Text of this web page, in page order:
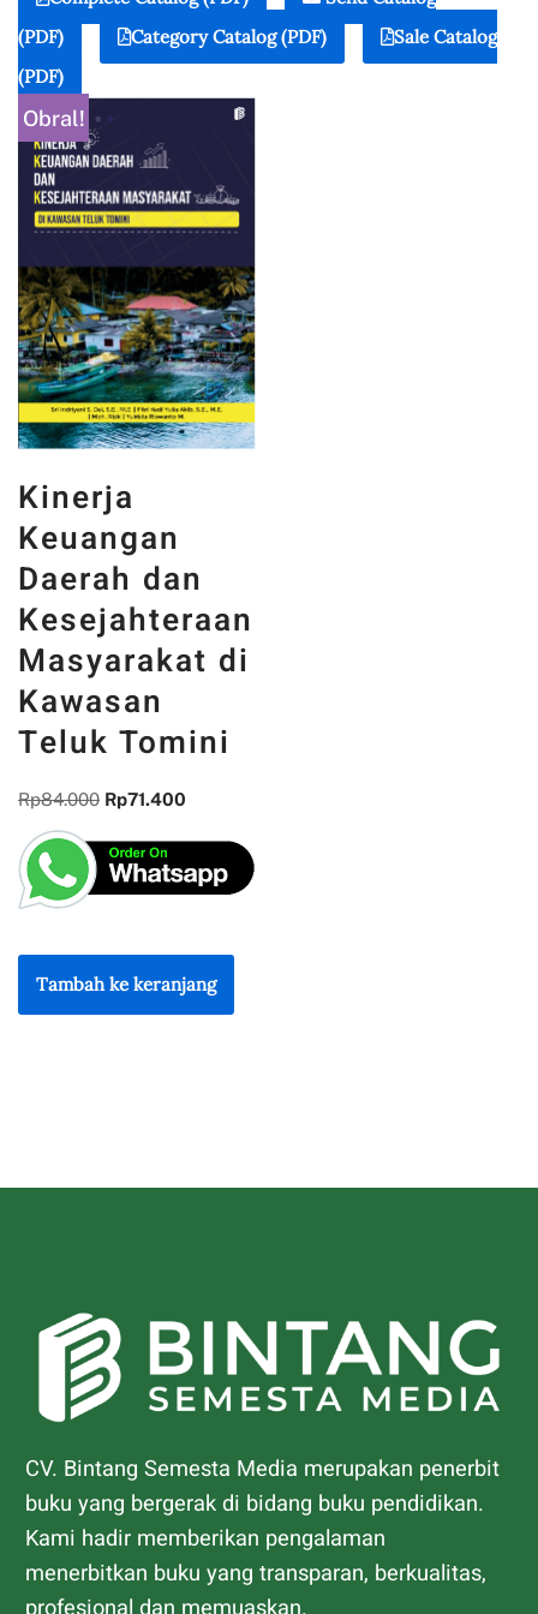
(PDF)
Category Catalog (PDF)
Sale Catalog
(PDF)
Obral!
Kinerja
Keuangan
Daerah dan
Kesejahteraan
Masyarakat di
Kawasan
Teluk Tomini
Rp84.000 Rp71.400
Tambah ke keranjang
CV. Bintang Semesta Media merupakan penerbit
buku yang bergerak di bidang buku pendidikan.
Kami hadir memberikan pengalaman
menerbitkan buku yang transparan, berkualitas,